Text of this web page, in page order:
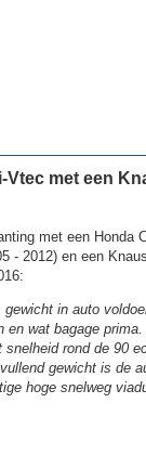
Vtec met een
met een Honda
- 2012) en een
in auto
en wat bagage
snelheid rond de 90
gewicht is de
hoge snelweg